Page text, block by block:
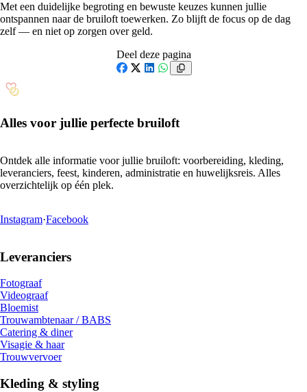
Met een duidelijke begroting en bewuste keuzes kunnen jullie
ontspannen naar de bruiloft toewerken. Zo blijft de focus op de dag
zelf — en niet op zorgen over geld.
Deel deze pagina
Alles voor jullie perfecte bruiloft
Ontdek alle informatie voor jullie bruiloft: voorbereiding, kleding,
leveranciers, feest, kinderen, administratie en huwelijksreis. Alles
overzichtelijk op één plek.
Instagram·Facebook
Leveranciers
Fotograaf
Videograaf
Bloemist
Trouwambtenaar / BABS
Catering & diner
Visagie & haar
Trouwvervoer
Kleding & styling